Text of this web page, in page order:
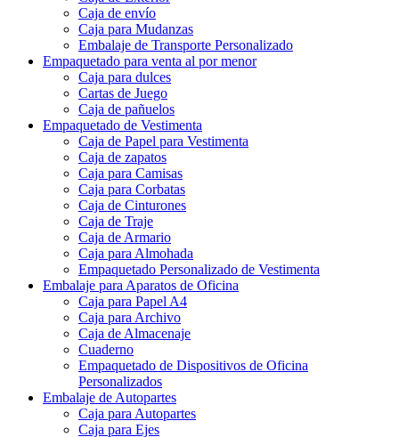
Caja de envío
Caja para Mudanzas
Embalaje de Transporte Personalizado
Empaquetado para venta al por menor
Caja para dulces
Cartas de Juego
Caja de pañuelos
Empaquetado de Vestimenta
Caja de Papel para Vestimenta
Caja de zapatos
Caja para Camisas
Caja para Corbatas
Caja de Cinturones
Caja de Traje
Caja de Armario
Caja para Almohada
Empaquetado Personalizado de Vestimenta
Embalaje para Aparatos de Oficina
Caja para Papel A4
Caja para Archivo
Caja de Almacenaje
Cuaderno
Empaquetado de Dispositivos de Oficina
Personalizados
Embalaje de Autopartes
Caja para Autopartes
Caja para Ejes